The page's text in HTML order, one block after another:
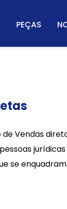
PEÇAS
Vendas
se